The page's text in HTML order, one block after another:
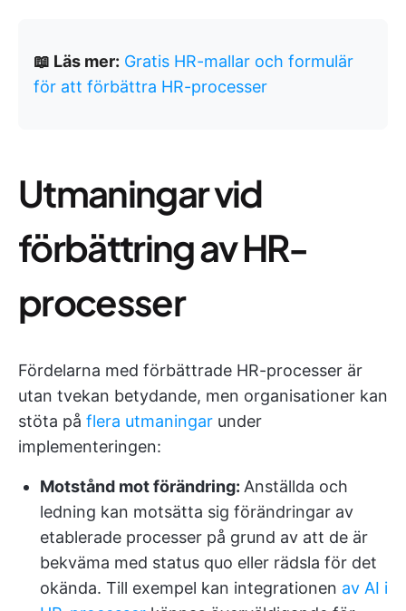
📖 Läs mer: Gratis HR-mallar och formulär
för att förbättra HR-processer
Utmaningar vid
förbättring av HR-
processer
Fördelarna med förbättrade HR-processer är
utan tvekan betydande, men organisationer kan
stöta på flera utmaningar under
implementeringen:
Motstånd mot förändring: Anställda och
ledning kan motsätta sig förändringar av
etablerade processer på grund av att de är
bekväma med status quo eller rädsla för det
okända. Till exempel kan integrationen av AI i